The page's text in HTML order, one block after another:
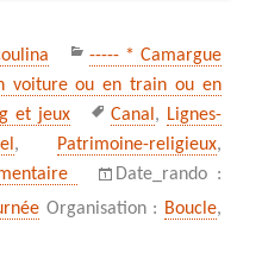
Catégories
----- * Camargue
voiture ou en train ou en
et jeux
Mots-
clés
Canal , Lignes-
, Patrimoine-religieux,
sur Salin de Giraud,
Date_rando :
Organisation : Boucle,